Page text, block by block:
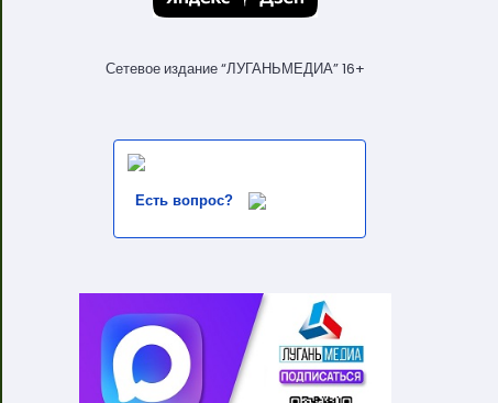
Сетевое издание “ЛУГАНЬМЕДИА” 16+
Есть вопрос?